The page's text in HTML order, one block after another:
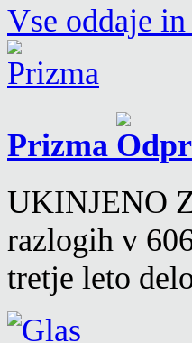
Vse oddaje
Prizma
UKINJENO
razlogih v
tretje leto